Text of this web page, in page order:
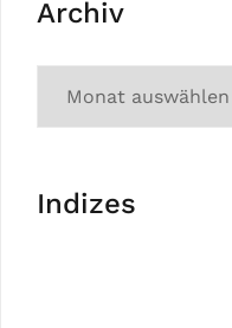
Archiv
Indizes